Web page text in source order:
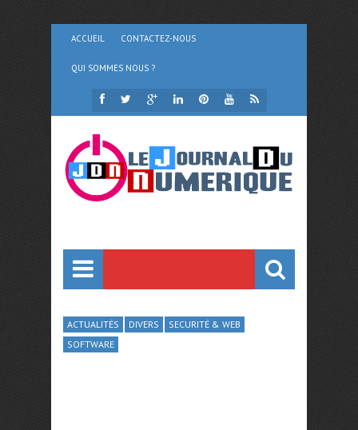
ACCUEIL CONTACTEZ-NOUS
QUI SOMMES NOUS ?
ACTUALITÉS DIVERS
SECURITÉ & WEB
SOFTWARE